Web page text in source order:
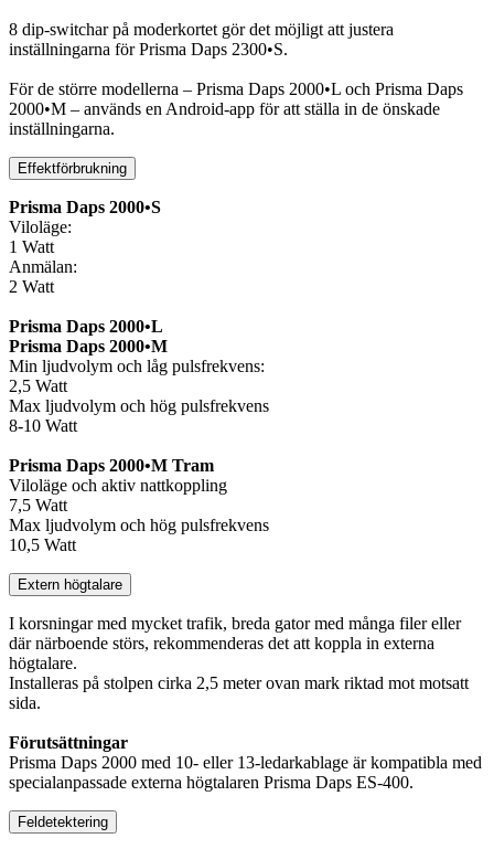
8 dip-switchar på moderkortet gör det möjligt att justera
inställningarna för Prisma Daps 2300•S.
För de större modellerna – Prisma Daps 2000•L och Prisma Daps
2000•M – används en Android-app för att ställa in de önskade
inställningarna.
Effektförbrukning
Prisma Daps 2000•S
Viloläge:
1 Watt
Anmälan:
2 Watt
Prisma Daps 2000•L
Prisma Daps 2000•M
Min ljudvolym och låg pulsfrekvens:
2,5 Watt
Max ljudvolym och hög pulsfrekvens
8-10 Watt
Prisma Daps 2000•M Tram
Viloläge och aktiv nattkoppling
7,5 Watt
Max ljudvolym och hög pulsfrekvens
10,5 Watt
Extern högtalare
I korsningar med mycket trafik, breda gator med många filer eller
där närboende störs, rekommenderas det att koppla in externa
högtalare.
Installeras på stolpen cirka 2,5 meter ovan mark riktad mot motsatt
sida.
Förutsättningar
Prisma Daps 2000 med 10- eller 13-ledarkablage är kompatibla med
specialanpassade externa högtalaren Prisma Daps ES-400.
Feldetektering